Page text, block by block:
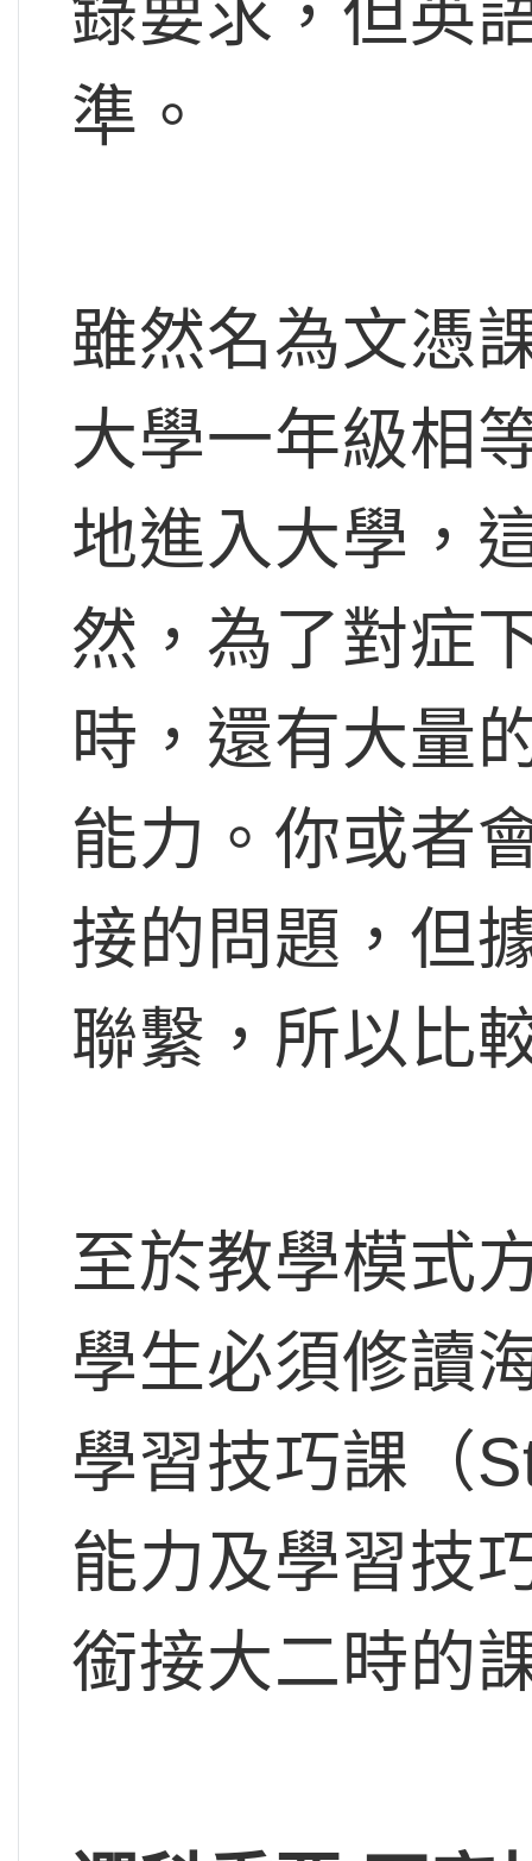
錄要求，但英
準。
雖然名為文憑
大學一年級相
地進入大學，
然，為了對症
時，還有大量
能力。你或者
接的問題，但
聯繫，所以比
至於教學模式
學生必須修讀
學習技巧課（
能力及學習技
銜接大二時的